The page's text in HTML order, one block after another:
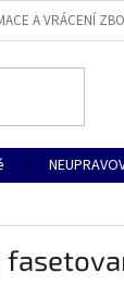
A VRÁCENÍ